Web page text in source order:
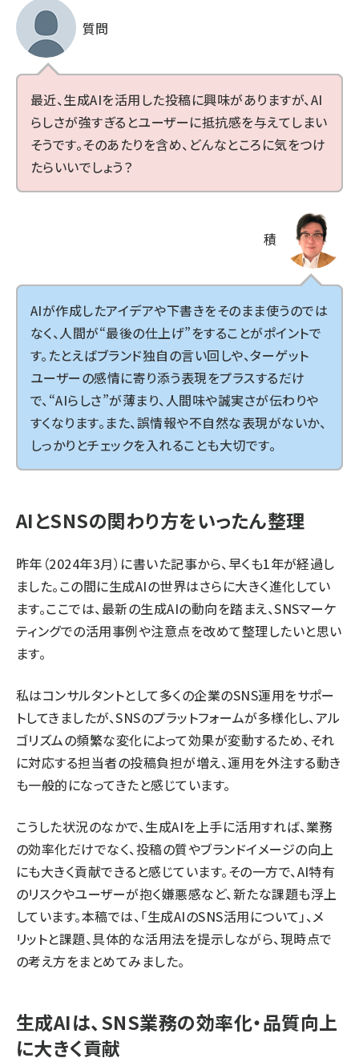
質問
最近、生成AIを活用した投稿に興味がありますが、AI
らしさが強すぎるとユーザーに抵抗感を与えてしまい
そうです。そのあたりを含め、どんなところに気をつけ
たらいいでしょう？
積
AIが作成したアイデアや下書きをそのまま使うのでは
なく、人間が“最後の仕上げ”をすることがポイントで
す。たとえばブランド独自の言い回しや、ターゲット
ユーザーの感情に寄り添う表現をプラスするだけ
で、“AIらしさ”が薄まり、人間味や誠実さが伝わりや
すくなります。また、誤情報や不自然な表現がないか、
しっかりとチェックを入れることも大切です。
AIとSNSの関わり方をいったん整理
昨年（2024年3月）に書いた記事から、早くも1年が経過し
ました。この間に生成AIの世界はさらに大きく進化してい
ます。ここでは、最新の生成AIの動向を踏まえ、SNSマーケ
ティングでの活用事例や注意点を改めて整理したいと思い
ます。
私はコンサルタントとして多くの企業のSNS運用をサポー
トしてきましたが、SNSのプラットフォームが多様化し、アル
ゴリズムの頻繁な変化によって効果が変動するため、それ
に対応する担当者の投稿負担が増え、運用を外注する動き
も一般的になってきたと感じています。
こうした状況のなかで、生成AIを上手に活用すれば、業務
の効率化だけでなく、投稿の質やブランドイメージの向上
にも大きく貢献できると感じています。その一方で、AI特有
のリスクやユーザーが抱く嫌悪感など、新たな課題も浮上
しています。本稿では、「生成AIのSNS活用について」、メ
リットと課題、具体的な活用法を提示しながら、現時点で
の考え方をまとめてみました。
生成AIは、SNS業務の効率化・品質向上
に大きく貢献